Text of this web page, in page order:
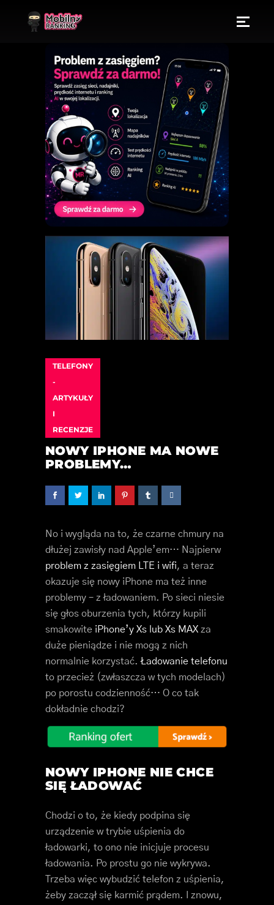
TELEFONY
-
ARTYKUŁY
I
RECENZJE
NOWY IPHONE MA NOWE
PROBLEMY…
No i wygląda na to, że czarne chmury na
dłużej zawisły nad Apple’em… Najpierw
problem z zasięgiem LTE i wifi, a teraz
okazuje się nowy iPhone ma też inne
problemy – z ładowaniem. Po sieci niesie
się głos oburzenia tych, którzy kupili
smakowite iPhone’y Xs lub Xs MAX za
duże pieniądze i nie mogą z nich
normalnie korzystać. Ładowanie telefonu
to przecież (zwłaszcza w tych modelach)
po porostu codzienność… O co tak
dokładnie chodzi?
NOWY IPHONE NIE CHCE
SIĘ ŁADOWAĆ
Chodzi o to, że kiedy podpina się
urządzenie w trybie uśpienia do
ładowarki, to ono nie inicjuje procesu
ładowania. Po prostu go nie wykrywa.
Trzeba więc wybudzić telefon z uśpienia,
żeby zaczął się karmić prądem. I znowu,